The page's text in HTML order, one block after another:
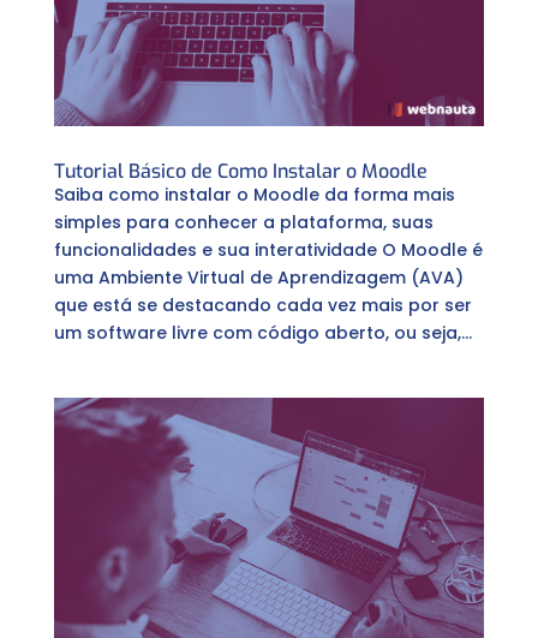
Tutorial Básico de Como Instalar o Moodle
Saiba como instalar o Moodle da forma mais
simples para conhecer a plataforma, suas
funcionalidades e sua interatividade O Moodle é
uma Ambiente Virtual de Aprendizagem (AVA)
que está se destacando cada vez mais por ser
um software livre com código aberto, ou seja,...